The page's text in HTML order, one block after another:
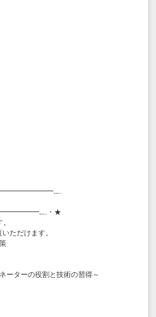
・★
ただけます。
ーターの役割と技術の習得～